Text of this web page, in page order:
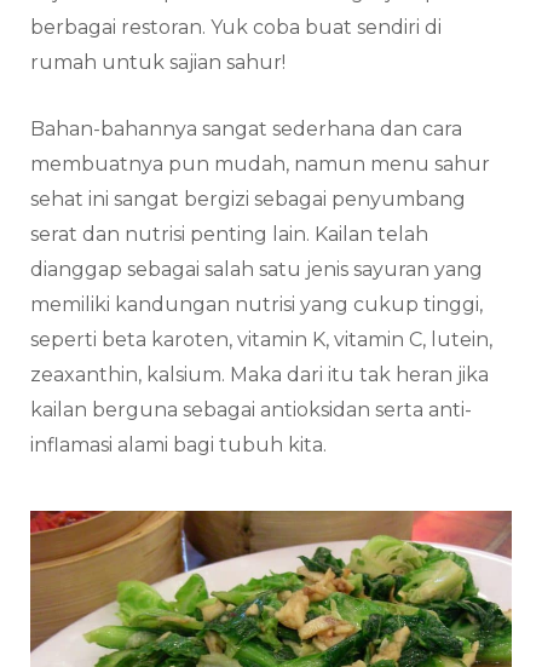
berbagai restoran. Yuk coba buat sendiri di
rumah untuk sajian sahur!
Bahan-bahannya sangat sederhana dan cara
membuatnya pun mudah, namun menu sahur
sehat ini sangat bergizi sebagai penyumbang
serat dan nutrisi penting lain. Kailan telah
dianggap sebagai salah satu jenis sayuran yang
memiliki kandungan nutrisi yang cukup tinggi,
seperti beta karoten, vitamin K, vitamin C, lutein,
zeaxanthin, kalsium. Maka dari itu tak heran jika
kailan berguna sebagai antioksidan serta anti-
inflamasi alami bagi tubuh kita.